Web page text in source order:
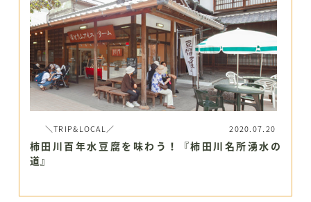
＼TRIP&LOCAL／ 2020.07.20
柿田川百年水豆腐を味わう！『柿田川名所湧水の
道』